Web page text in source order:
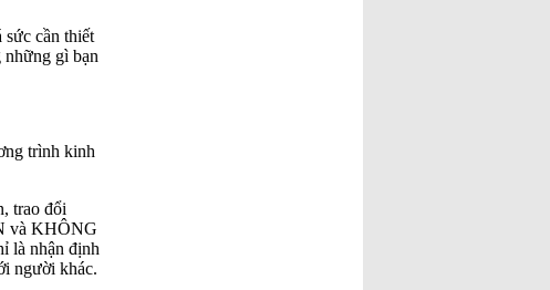
sức cần thiết
những gì bạn
trình kinh
trao đổi
và KHÔNG
là nhận định
người khác.